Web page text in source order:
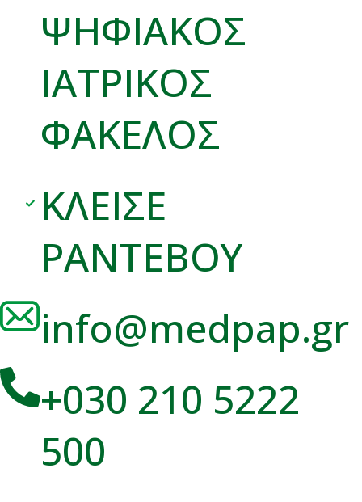
ΨΗΦΙΑΚΟΣ
ΙΑΤΡΙΚΟΣ
ΦΑΚΕΛΟΣ
ΚΛΕΙΣΕ
ΡΑΝΤΕΒΟΥ
info@medpap.gr
+030 210 5222
500